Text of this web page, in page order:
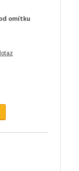
omítku